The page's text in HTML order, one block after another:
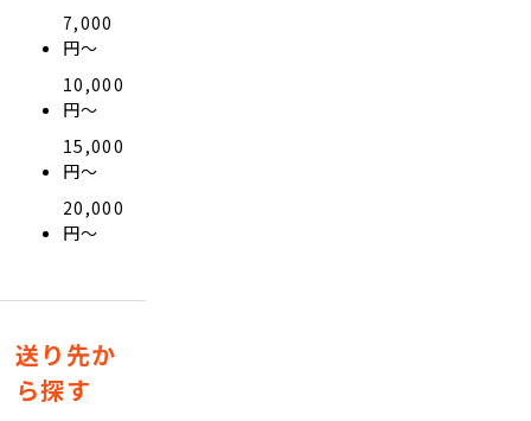
7,000
円〜
10,000
円〜
15,000
円〜
20,000
円〜
送り先か
ら探す